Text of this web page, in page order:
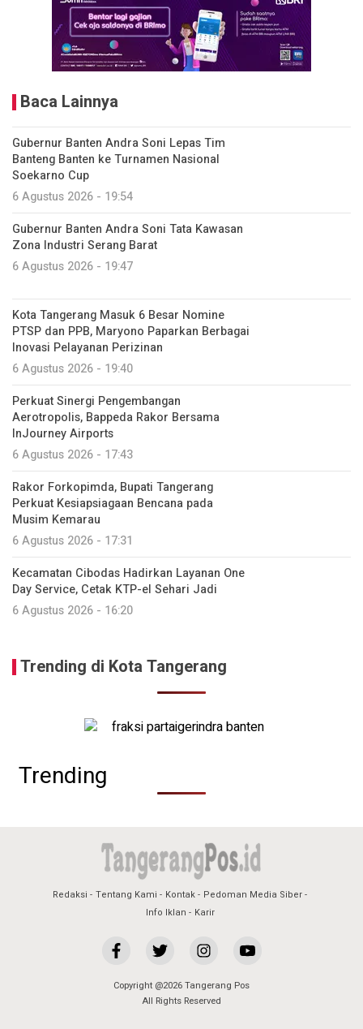
Baca Lainnya
Gubernur Banten Andra Soni Lepas Tim
Banteng Banten ke Turnamen Nasional
Soekarno Cup
6 Agustus 2026 - 19:54
Gubernur Banten Andra Soni Tata Kawasan
Zona Industri Serang Barat
6 Agustus 2026 - 19:47
Kota Tangerang Masuk 6 Besar Nomine
PTSP dan PPB, Maryono Paparkan Berbagai
Inovasi Pelayanan Perizinan
6 Agustus 2026 - 19:40
Perkuat Sinergi Pengembangan
Aerotropolis, Bappeda Rakor Bersama
InJourney Airports
6 Agustus 2026 - 17:43
Rakor Forkopimda, Bupati Tangerang
Perkuat Kesiapsiagaan Bencana pada
Musim Kemarau
6 Agustus 2026 - 17:31
Kecamatan Cibodas Hadirkan Layanan One
Day Service, Cetak KTP-el Sehari Jadi
6 Agustus 2026 - 16:20
Trending di Kota Tangerang
Trending
Redaksi Tentang Kami Kontak
Pedoman Media Siber
Info Iklan
Karir
Copyright @2026 Tangerang Pos
All Rights Reserved